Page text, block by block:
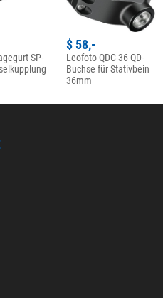
SP-
$ 58,-
Leofoto QDC-36 QD-
Buchse für Stativbein
36mm